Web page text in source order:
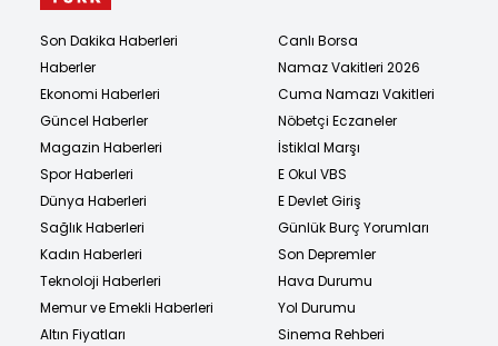
Son Dakika Haberleri
Haberler
Ekonomi Haberleri
Güncel Haberler
Magazin Haberleri
Spor Haberleri
Dünya Haberleri
Sağlık Haberleri
Kadın Haberleri
Teknoloji Haberleri
Memur ve Emekli Haberleri
Altın Fiyatları
Canlı Borsa
Namaz Vakitleri 2026
Cuma Namazı Vakitleri
Nöbetçi Eczaneler
İstiklal Marşı
E Okul VBS
E Devlet Giriş
Günlük Burç Yorumları
Son Depremler
Hava Durumu
Yol Durumu
Sinema Rehberi